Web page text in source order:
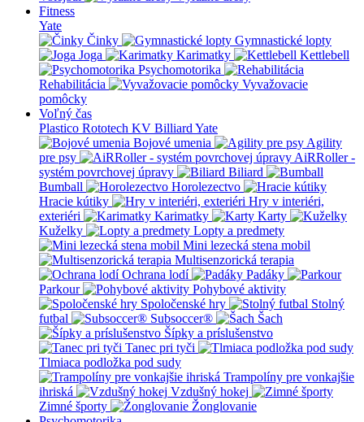
Fitness
Yate
Činky
Gymnastické lopty
Joga
Karimatky
Kettlebell
Psychomotorika
Rehabilitácia
Vyvažovacie
pomôcky
Voľný čas
Plastico Rototech KV Billiard Yate
Bojové umenia
Agility
pre psy
AiRRoller -
systém povrchovej úpravy
Biliard
Bumball
Horolezectvo
Hracie kútiky
Hry v interiéri,
exteriéri
Karimatky
Karty
Kuželky
Lopty a predmety
Mini lezecká stena mobil
Multisenzorická terapia
Ochrana lodí
Padáky
Parkour
Pohybové aktivity
Spoločenské hry
Stolný
futbal
Subsoccer®
Šach
Šípky a príslušenstvo
Tanec pri tyči
Tlmiaca podložka pod sudy
Trampolíny pre vonkajšie
ihriská
Vzdušný hokej
Zimné športy
Žonglovanie